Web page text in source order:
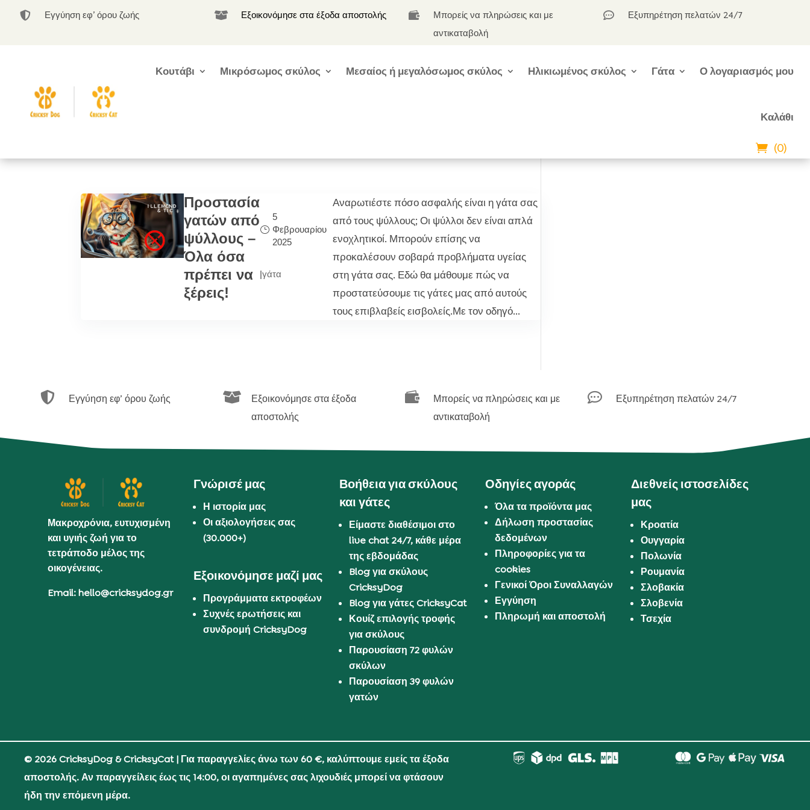
 Εγγύηση εφ’ όρου ζωής  Εξοικονόμησε στα έξοδα αποστολής 
Μπορείς να πληρώσεις και με
αντικαταβολή
 Εξυπηρέτηση πελατών 24/7
Κουτάβι Μικρόσωμος σκύλος Μεσαίος ή μεγαλόσωμος σκύλος Ηλικιωμένος σκύλος Γάτα Ο λογαριασμός μου
Καλάθι
(0)
Προστασία
γατών από
ψύλλους –
Όλα όσα
πρέπει να
ξέρεις!
5
Φεβρουαρίου
2025
|γάτα
Αναρωτιέστε πόσο ασφαλής είναι η γάτα σας
από τους ψύλλους; Οι ψύλλοι δεν είναι απλά
ενοχλητικοί. Μπορούν επίσης να
προκαλέσουν σοβαρά προβλήματα υγείας
στη γάτα σας. Εδώ θα μάθουμε πώς να
προστατεύσουμε τις γάτες μας από αυτούς
τους επιβλαβείς εισβολείς.Με τον οδηγό...
 Εγγύηση εφ’ όρου ζωής 
Εξοικονόμησε στα έξοδα
αποστολής

Μπορείς να πληρώσεις και με
αντικαταβολή
 Εξυπηρέτηση πελατών 24/7
Μακροχρόνια, ευτυχισμένη
και υγιής ζωή για το
τετράποδο μέλος της
οικογένειας.
Email: hello@cricksydog.gr
Γνώρισέ μας
Η ιστορία μας
Οι αξιολογήσεις σας
(30.000+)
Εξοικονόμησε μαζί μας
Προγράμματα εκτροφέων
Συχνές ερωτήσεις και
συνδρομή CricksyDog
Βοήθεια για σκύλους
και γάτες
Είμαστε διαθέσιμοι στο
live chat 24/7, κάθε μέρα
της εβδομάδας
Blog για σκύλους
CricksyDog
Blog για γάτες CricksyCat
Κουίζ επιλογής τροφής
για σκύλους
Παρουσίαση 72 φυλών
σκύλων
Παρουσίαση 39 φυλών
γατών
Οδηγίες αγοράς
Όλα τα προϊόντα μας
Δήλωση προστασίας
δεδομένων
Πληροφορίες για τα
cookies
Γενικοί Όροι Συναλλαγών
Εγγύηση
Πληρωμή και αποστολή
Διεθνείς ιστοσελίδες
μας
Κροατία
Ουγγαρία
Πολωνία
Ρουμανία
Σλοβακία
Σλοβενία
Τσεχία
© 2026 CricksyDog & CricksyCat| Για παραγγελίες άνω των 60 €, καλύπτουμε εμείς τα έξοδα
αποστολής. Αν παραγγείλεις έως τις 14:00, οι αγαπημένες σας λιχουδιές μπορεί να φτάσουν
ήδη την επόμενη μέρα.